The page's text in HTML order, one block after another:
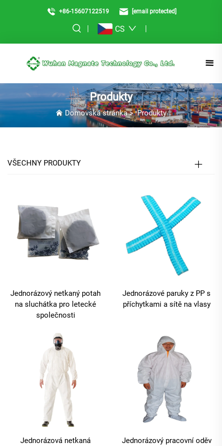
+86-15607122519 [email protected]
CS
Produkty
Domovská stránka>Produkty
VŠECHNY PRODUKTY
Jednorázový netkaný potah
na sluchátka pro letecké
společnosti
Jednorázové paruky z PP s
příchytkami a sítě na vlasy
Jednorázová netkaná
Jednorázový pracovní oděv